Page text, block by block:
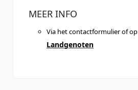
MEER INFO
Via het contactformulier of op
Landgenoten